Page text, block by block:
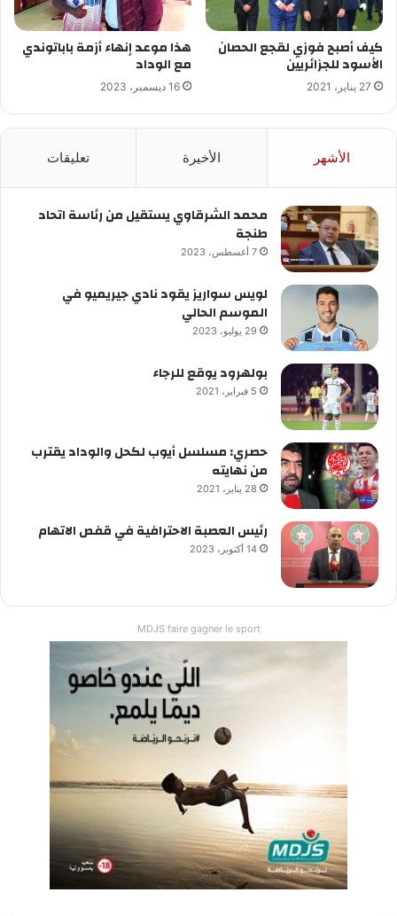
كيف أصبح فوزي لقجع الحصان
الأسود للجزائريين
27 يناير، 2021
هذا موعد إنهاء أزمة باباتوندي
مع الوداد
16 ديسمبر، 2023
الأشهر الأخيرة تعليقات
محمد الشرقاوي يستقيل من رئاسة اتحاد
طنجة
7 أغسطس، 2023
لويس سواريز يقود نادي جيريميو في
الموسم الحالي
29 يوليو، 2023
بولهرود يوقع للرجاء
5 فبراير، 2021
حصري: مسلسل أيوب لكحل والوداد يقترب
من نهايته
28 يناير، 2021
رئيس العصبة الاحترافية في قفص الاتهام
14 أكتوبر، 2023
MDJS faire gagner le sport